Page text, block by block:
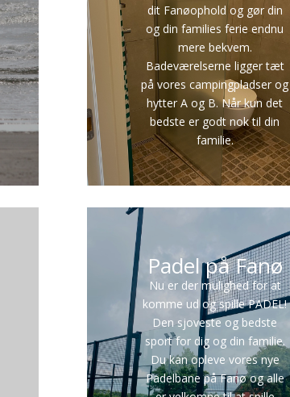
dit Fanøophold og gør din
og din families ferie endnu
mere bekvem.
Badeværelserne ligger tæt
på vores campingpladser og
hytter A og B. Når kun det
bedste er godt nok til din
familie.
Padel på Fanø
Nu er der mulighed for at
komme ud og spille PADEL!
Den sjoveste og bedste
sport for dig og din familie.
Du kan opleve vores nye
Padelbane på Fanø og alle